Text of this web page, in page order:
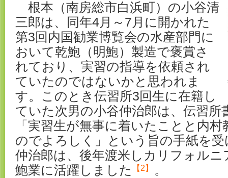
根本（南房総市白浜町）の小谷清
三郎は、同年4月～7月に開かれた
第3回内国勧業博覧会の水産部門に
おいて乾鮑（明鮑）製造で褒賞さ
れており、実習の指導を依頼され
ていたのではないかと思われま
す。このとき伝習所3回生に在籍し
ていた次男の小谷仲治郎は、伝習所
「実習生が無事に着いたことと内
のでよろしく」という旨の手紙を
仲治郎は、後年渡米しカリフォル
鮑業に活躍しました
【2】 。